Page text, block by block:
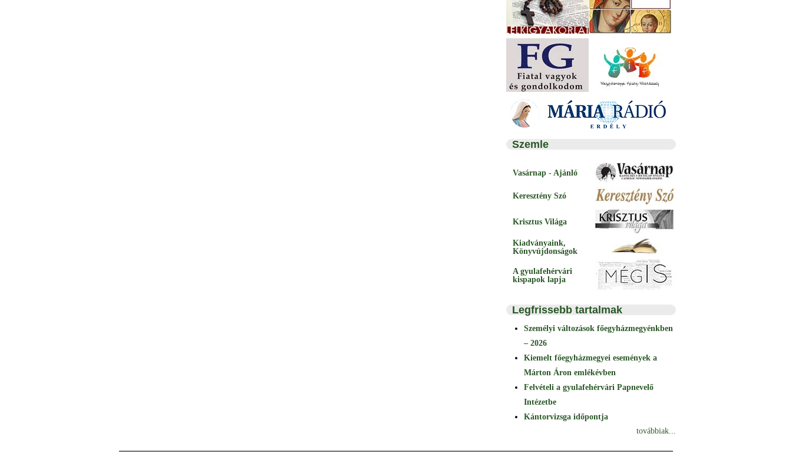
Szemle
Vasárnap - Ajánló
Keresztény Szó
Krisztus Világa
Kiadványaink,
Könyvújdonságok
A gyulafehérvári
kispapok lapja
Legfrissebb tartalmak
Személyi változások főegyházmegyénkben
– 2026
Kiemelt főegyházmegyei események a
Márton Áron emlékévben
Felvételi a gyulafehérvári Papnevelő
Intézetbe
Kántorvizsga időpontja
továbbiak...